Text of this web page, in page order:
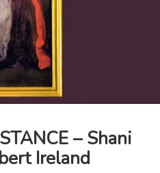
– Shani
Ireland